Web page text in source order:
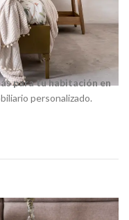
para tu habitación en
personalizado.